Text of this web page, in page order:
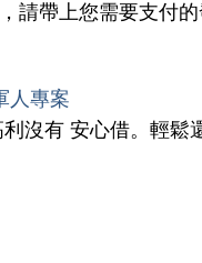
請帶上您需要支付
人專案
沒有 安心借。輕鬆